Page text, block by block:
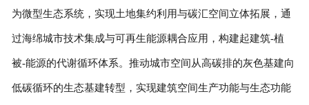
为微型生态系统，实现土地集约利用与碳汇空间立体拓展，通
过海绵城市技术集成与可再生能源耦合应用，构建起建筑-植
被-能源的代谢循环体系。推动城市空间从高碳排的灰色基建向
低碳循环的生态基建转型，实现建筑空间生产功能与生态功能